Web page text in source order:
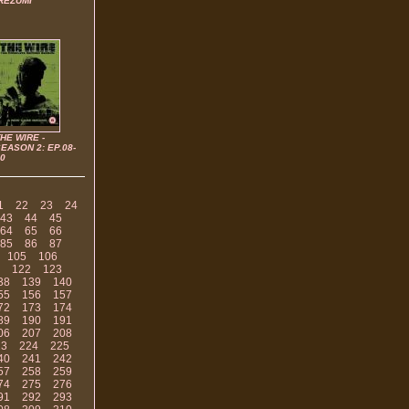
WIRE -
2: EP.08-
22 23
24
43
44
45
64
65
66
85
86
87
105
106
122
123
139
140
156
157
173
174
190
191
207
208
224
225
241
242
258
259
275
276
292
293